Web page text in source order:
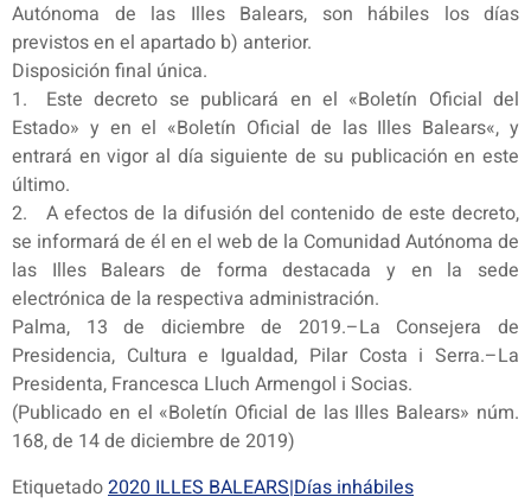
Autónoma de las Illes Balears, son hábiles los días
previstos en el apartado b) anterior.
Disposición final única.
1. Este decreto se publicará en el «Boletín Oficial del
Estado» y en el «Boletín Oficial de las Illes Balears«, y
entrará en vigor al día siguiente de su publicación en este
último.
2. A efectos de la difusión del contenido de este decreto,
se informará de él en el web de la Comunidad Autónoma de
las Illes Balears de forma destacada y en la sede
electrónica de la respectiva administración.
Palma, 13 de diciembre de 2019.–La Consejera de
Presidencia, Cultura e Igualdad, Pilar Costa i Serra.–La
Presidenta, Francesca Lluch Armengol i Socias.
(Publicado en el «Boletín Oficial de las Illes Balears» núm.
168, de 14 de diciembre de 2019)
Etiquetado2020 ILLES BALEARS|Días inhábiles